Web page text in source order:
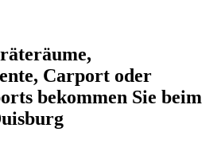
Carport oder
bekommen Sie beim